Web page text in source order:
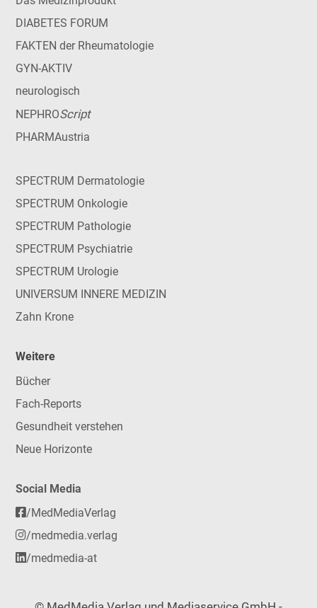
DIABETES FORUM
FAKTEN der Rheumatologie
GYN-AKTIV
neurologisch
NEPHROScript
PHARMAustria
SPECTRUM Dermatologie
SPECTRUM Onkologie
SPECTRUM Pathologie
SPECTRUM Psychiatrie
SPECTRUM Urologie
UNIVERSUM INNERE MEDIZIN
Zahn Krone
Weitere
Bücher
Fach-Reports
Gesundheit verstehen
Neue Horizonte
Social Media
/MedMediaVerlag
/medmedia.verlag
/medmedia-at